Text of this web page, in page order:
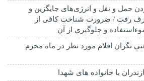
حمل و نقل و انرژی‌های جایگزین و
رفت / ضرورت شناخت کافی از
و جلوگیری از آن
نگران اقلام مورد نظر در ماه محرم
با خانواده های شهدا